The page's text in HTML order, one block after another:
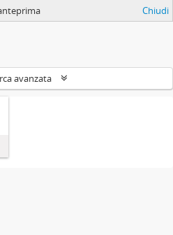
Chiudi
avanzata